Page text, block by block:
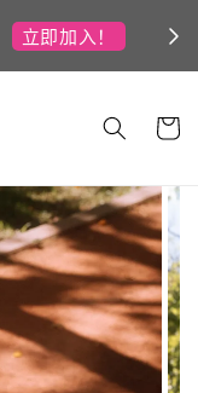
立即加入！